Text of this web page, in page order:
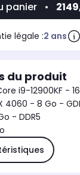
panier •
légale :2 ans
du produit
i9-12900KF -
4060 - 8 Go -
- DDR5